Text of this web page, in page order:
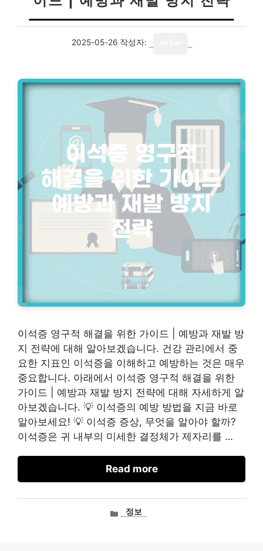
2025-05-26 작성자:
이석증 영구적 해결을 위한 가이드 | 예방과 재발 방
지 전략에 대해 알아보겠습니다. 건강 관리에서 중
요한 지표인 이석증을 이해하고 예방하는 것은 매우
중요합니다. 아래에서 이석증 영구적 해결을 위한
가이드 | 예방과 재발 방지 전략에 대해 자세하게 알
아보겠습니다. 💡 이석증의 예방 방법을 지금 바로
알아보세요! 💡 이석증 증상, 무엇을 알아야 할까?
이석증은 귀 내부의 미세한 결정체가 제자리를 …
Read more
카정보